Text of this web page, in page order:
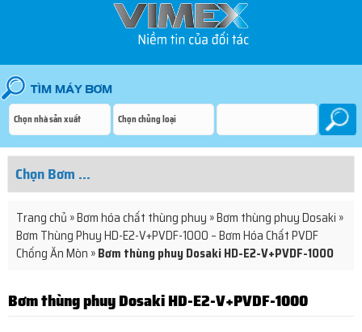
Trang chủ »Bơm hóa chất thùng phuy »Bơm thùng phuy Dosaki »
Bơm Thùng Phuy HD-E2-V+PVDF-1000 – Bơm Hóa Chất PVDF
Chống Ăn Mòn »Bơm thùng phuy Dosaki HD-E2-V+PVDF-1000
Bơm thùng phuy Dosaki HD-E2-V+PVDF-1000